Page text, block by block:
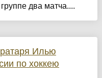
два матча....
Илью
по хоккею